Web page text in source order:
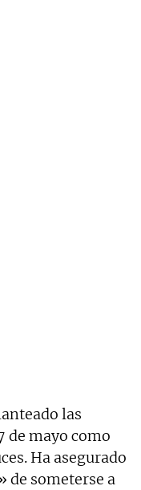
las
de mayo como
Ha asegurado
de someterse a